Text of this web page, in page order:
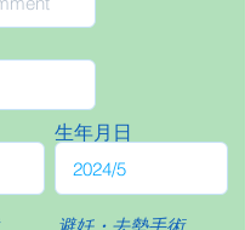
生年月日
避妊・去勢手術